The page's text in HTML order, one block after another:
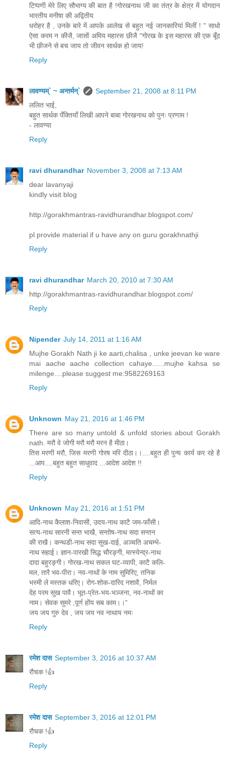
टिप्पणी मेरे लिए सौभाग्य की बात है !गोरखनाथ जी का तंत्र के क्षेत्र में योगदान
भारतीय मनीषा की अद्वितीय
धरोहर है , उनके बारे में आपके आलेख से बहुत नई जानकारियां मिलीं ! " साधो
ऐसा करम न कीजै, जासों अमिय महारस छीजै "गोरख के इस महारस की एक बूँद
भी छीजने से बच जाय तो जीवन सार्थक हो जाय!
Reply
लावण्यम्` ~ अन्तर्मन्`
September 21, 2008 at 8:11 PM
ललित भाई,
बहुत सार्थक पँक्तियाँ लिखी आपने बाबा गोरखनाथ को पुनः प्रणाम !
- लावण्या
Reply
ravi dhurandhar November 3, 2008 at 7:13 AM
dear lavanyaji
kindly visit blog
http://gorakhmantras-ravidhurandhar.blogspot.com/
pl provide material if u have any on guru gorakhnathji
Reply
ravi dhurandhar March 20, 2010 at 7:30 AM
http://gorakhmantras-ravidhurandhar.blogspot.com/
Reply
Nipender July 14, 2011 at 1:16 AM
Mujhe Gorakh Nath ji ke aarti,chalisa , unke jeevan ke ware
mai aache aache collection cahaye......mujhe kahsa se
milenge....please suggest me:9582269163
Reply
Unknown May 21, 2016 at 1:46 PM
There are so many untold & unfold stories about Gorakh
nath. मरौ वे जोगी मरौ मरौ मरन है मीठा।
तिस मरणी मरौ, जिस मरणी गोरष मरि दीठा।।....बहुत ही पुन्य कार्य कर रहे है
...आप....बहुत बहुत साधुवाद ...आदेश आदेश !!
Reply
Unknown May 21, 2016 at 1:51 PM
आदि-नाथ कैलाश-निवासी, उदय-नाथ काटै जम-फाँसी।
सत्य-नाथ सारनी सन्त भाखै, सन्तोष-नाथ सदा सन्तन
की राखै। कन्थडी-नाथ सदा सुख-दाई, अञ्चति अचम्भे-
नाथ सहाई। ज्ञान-पारखी सिद्ध चौरङ्गी, मत्स्येन्द्र-नाथ
दादा बहुरङ्गी। गोरख-नाथ सकल घट-व्यापी, काटै कलि-
मल, तारै भव-पीरा। नव-नाथों के नाम सुमिरिए, तनिक
भस्मी ले मस्तक धरिए। रोग-शोक-दारिद नशावै, निर्मल
देह परम सुख पावै। भूत-प्रेत-भय-भञ्जना, नव-नाथों का
नाम। सेवक सुमरे ,पूर्ण होंय सब काम।।”
जय जय गुरु देव , जय जय नव नाथाय नमः
Reply
रमेश दास September 3, 2016 at 10:37 AM
रौचक !👍
Reply
रमेश दास September 3, 2016 at 12:01 PM
रौचक !👍
Reply